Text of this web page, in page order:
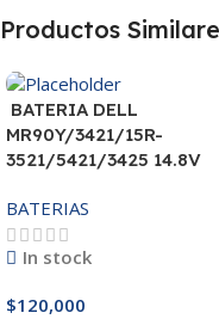
Productos
BATERIA DELL
MR90Y/3421/15R-
3521/5421/3425 14.8V
BATERIAS
In stock
$120,000